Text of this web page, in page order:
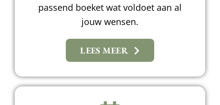
passend boeket wat voldoet aan al
jouw wensen.
LEES MEER